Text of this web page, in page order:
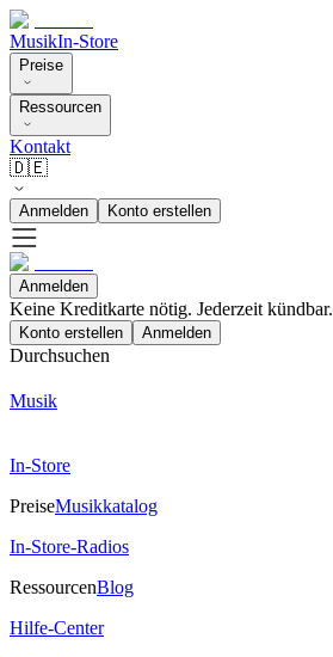
MusikIn-Store
Preise
Ressourcen
Kontakt
🇩🇪
Anmelden Konto erstellen
Anmelden
Keine Kreditkarte nötig. Jederzeit kündbar.
Konto erstellen Anmelden
Durchsuchen
Musik
In-Store
PreiseMusikkatalog
In-Store-Radios
RessourcenBlog
Hilfe-Center